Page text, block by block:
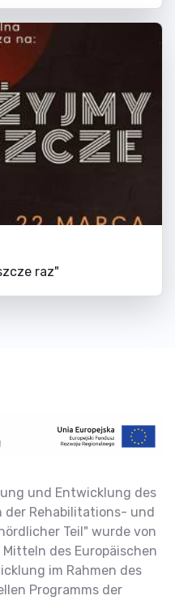
raz"
und Entwicklung des
der Rehabilitations- und
Teil" wurde von
des Europäischen
im Rahmen des
Programms der